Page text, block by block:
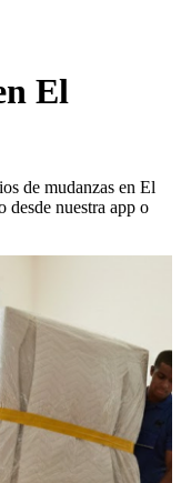
El
de mudanzas en El
desde nuestra app o